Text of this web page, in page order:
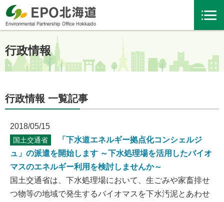
行政情報
行政情報 一覧記事
2018/05/15
国土交通省
「下水道エネルギー拠点化コンシェルジ
ュ」の派遣を開始します ～下水処理場を活用したバイオ
マスのエネルギー利用を検討しませんか～
国土交通省は、下水処理場において、生ごみや家畜排せ
つ物等の地域で発生するバイオマスを下水汚泥とあわせ